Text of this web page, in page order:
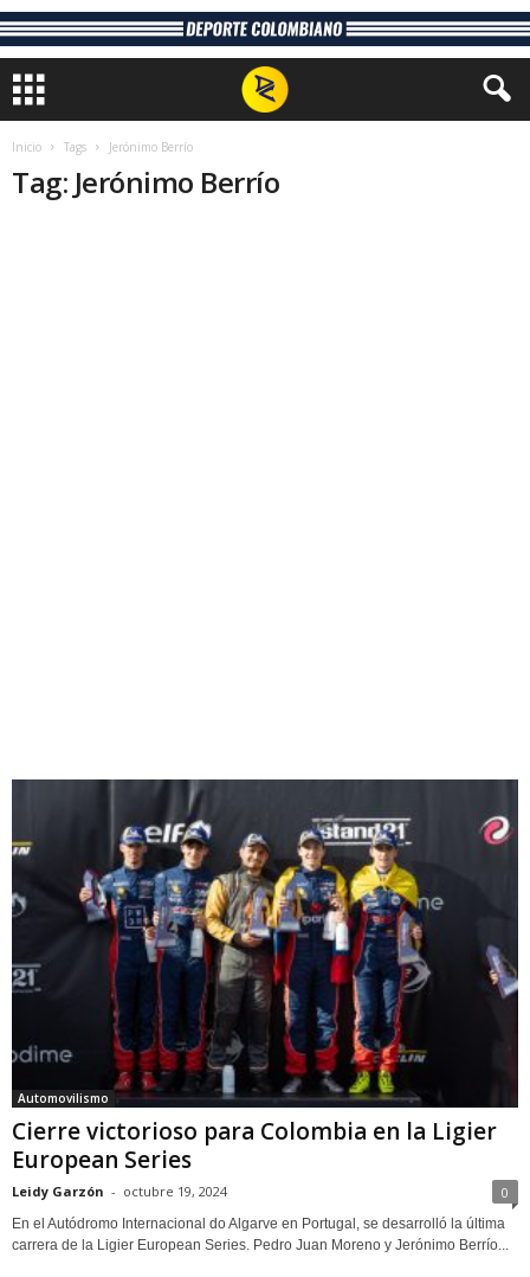
Inicio Tags Jerónimo Berrío
Tag: Jerónimo Berrío
Automovilismo
Cierre victorioso para Colombia en la Ligier
European Series
Leidy Garzón - octubre 19, 2024 0
En el Autódromo Internacional do Algarve en Portugal, se desarrolló la última
carrera de la Ligier European Series. Pedro Juan Moreno y Jerónimo Berrío...